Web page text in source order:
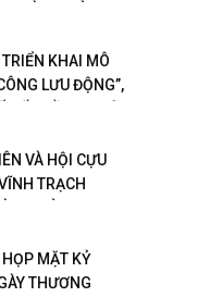
QUÀ GIA ĐÌNH
KHAI MÔ
LƯU ĐỘNG”,
ĐẾN GẦN NGƯỜI
VÀ HỘI CỰU
TRẠCH
GIA ĐÌNH
MẶT KỶ
THƯƠNG